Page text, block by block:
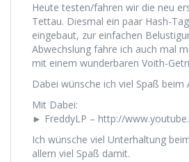
Heute testen/fahren wir die neu
Tettau. Diesmal ein paar Hash-
eingebaut, zur einfachen
Abwechslung fahre ich auch mal
mit einem wunderbaren Voith-
Dabei wünsche ich viel Spaß beim
Mit Dabei:
► FreddyLP – http://
Ich wünsche viel Unterhaltung
allem viel Spaß damit.